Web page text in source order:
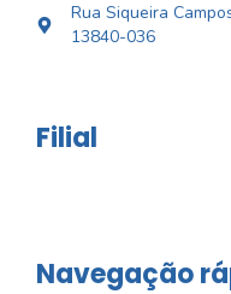
Rua Siqueira
13840-036
Filial
Navegação